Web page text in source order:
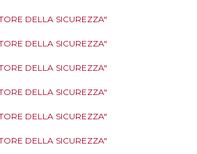
DELLA SICUREZZA"
DELLA SICUREZZA"
DELLA SICUREZZA"
DELLA SICUREZZA"
DELLA SICUREZZA"
DELLA SICUREZZA"